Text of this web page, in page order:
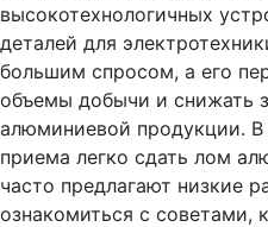
высокотехнологичных
деталей для
большим спросом, а его
объемы добычи и снижать
алюминиевой продукции. В
приема легко сдать лом
часто предлагают низкие
ознакомиться с советами,